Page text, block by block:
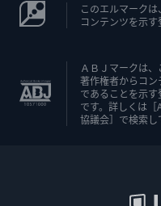
このエルマーク
コンテンツを示
ＡＢＪマークは、
著作権者からコ
であることを示す
です。詳しくは
協議会］で検索し